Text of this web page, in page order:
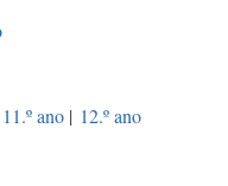
11.º ano | 12.º ano